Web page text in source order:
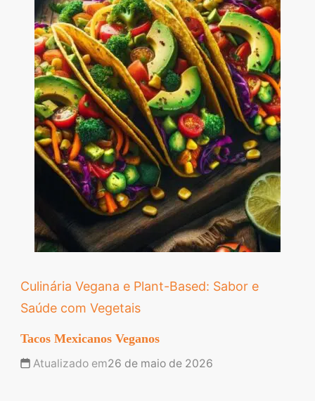
Culinária Vegana e Plant-Based: Sabor e
Saúde com Vegetais
Tacos Mexicanos Veganos
Atualizado em26 de maio de 2026